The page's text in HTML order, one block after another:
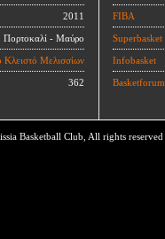
2011
Πορτοκαλί - Μαύρο
Κλειστό Μελισσίων
362
FIBA
Superbasket
Infobasket
Basketforum
Basketball Club, All rights reserved